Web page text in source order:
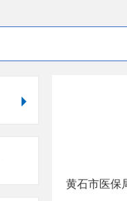
黄石市医保